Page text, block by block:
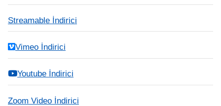
Streamable İndirici
Vimeo İndirici
Youtube İndirici
Zoom Video İndirici